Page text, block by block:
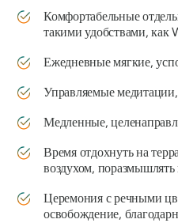
Комфортабельные
такими удобствами, как
Ежедневные мягкие,
Управляемые
Медленные,
Время отдохнуть на
воздухом,
Церемония с речными
освобождение,